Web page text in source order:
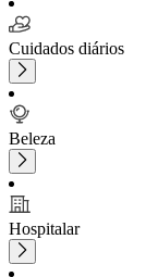
Cuidados diários
Beleza
Hospitalar